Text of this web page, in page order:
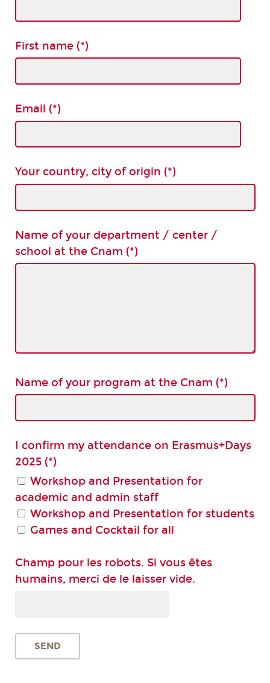
First name (*)
Email (*)
Your country, city of origin (*)
Name of your department / center /
school at the Cnam (*)
Name of your program at the Cnam (*)
I confirm my attendance on Erasmus+Days
2025 (*)
Workshop and Presentation for
academic and admin staff
Workshop and Presentation for students
Games and Cocktail for all
Champ pour les robots. Si vous êtes
humains, merci de le laisser vide.